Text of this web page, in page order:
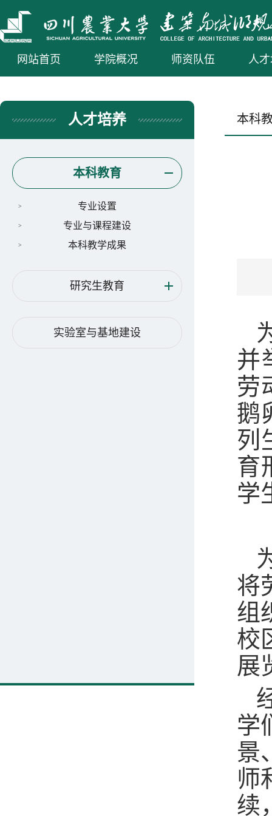
网站首页 学院概况 师资队伍 人
人才培养
本科教育
专业设置
专业与课程建设
本科教学成果
研究生教育
实验室与基地建设
本科
并
劳
鹅
列
育
学
将
组
校
展
学
景
师
续